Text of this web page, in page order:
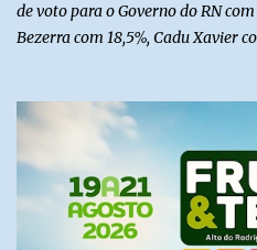
de voto para o Governo do RN
Bezerra com 18,5%, Cadu Xavier
do Norte entre os dias 18 e 22 de
possui margem de erro de 2,5
confiança de 95%. Registro no